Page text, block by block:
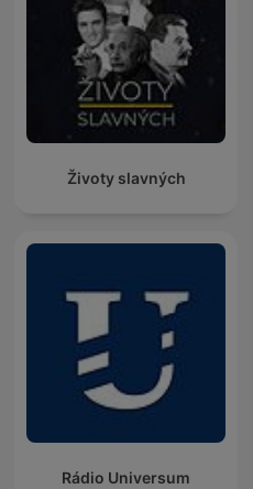
Životy slavných
Rádio Universum